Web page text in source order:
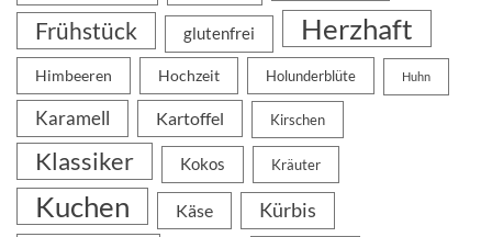
Frühstück glutenfrei Herzhaft
Himbeeren Hochzeit Holunderblüte Huhn
Karamell Kartoffel Kirschen
Klassiker Kokos Kräuter
Kuchen Käse Kürbis